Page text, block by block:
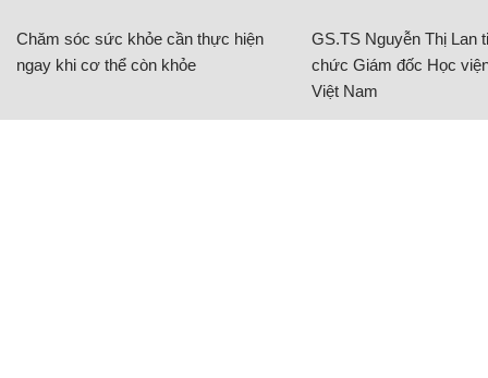
Chăm sóc sức khỏe cần thực hiện
ngay khi cơ thể còn khỏe
GS.TS Nguyễn Thị Lan
chức Giám đốc Học
Việt Nam